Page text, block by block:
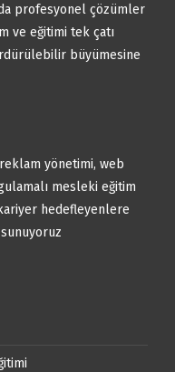
profesyonel çözümler
ve eğitimi tek çatı
büyümesine